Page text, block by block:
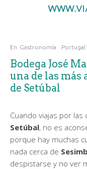
En Gastronomía Portugal
Bodega José
una de las
de Setúbal
Cuando viajas por
Setúbal, no es
porque hay muchas
nada cerca de
despistarse y no ver